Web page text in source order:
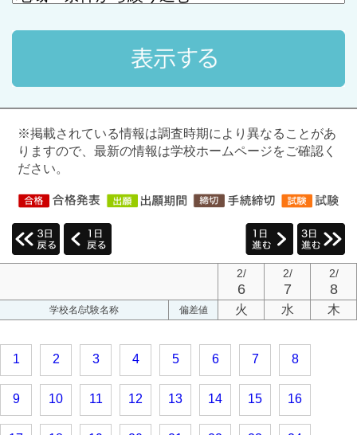
※掲載されている情報は調査時期により異なることがあ
りますので、最新の情報は学校ホームページをご確認く
ださい。
2/
6
2/
7
2/
8
学校名/試験名称 偏差値 火 水 木
1 2 3 4 5 6 7 8
9 10 11 12 13 14 15 16